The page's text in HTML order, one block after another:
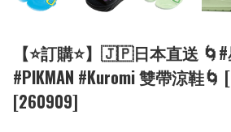
【⭐訂購⭐】🇯🇵日本直送
#PIKMAN #Kuromi 雙帶涼鞋🌀
[260909]